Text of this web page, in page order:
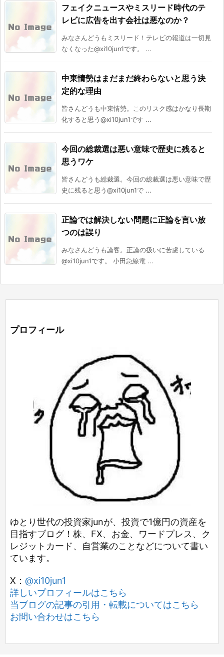
フェイクニュースやミスリード時代のテ
レビに広告を出す会社は悪なのか？
みなさんどうもミスリード！テレビの報道は一切見
なくなった@xi10jun1です。 ...
中東情勢はまだまだ終わらないと思う決
定的な理由
皆さんどうも中東情勢。このリスク感はかなり長期
化すると思う@xi10jun1です ...
今回の総裁選は悪い意味で歴史に残ると
思うワケ
皆さんどうも総裁選。今回の総裁選は悪い意味で歴
史に残ると思う@xi10jun1で ...
正論では解決しない問題に正論を言い放
つのは誤り
みなさんどうも論客。正論の扱いに苦慮している
@xi10jun1です。 小田急線電 ...
プロフィール
ゆとり世代の投資家junが、投資で1億円の資産を
目指すブログ！株、FX、お金、ワードプレス、ク
レジットカード、自営業のことなどについて書い
ています。
X： @xi10jun1
詳しいプロフィールはこちら
当ブログの記事の引用・転載についてはこちら
お問い合わせはこちら